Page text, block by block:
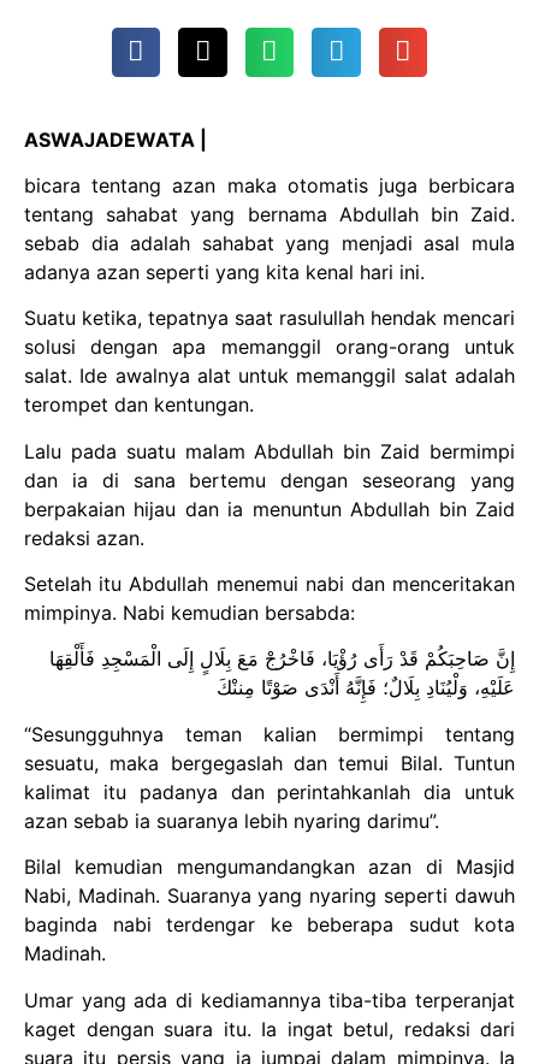
ASWAJADEWATA |
bicara tentang azan maka otomatis juga berbicara
tentang sahabat yang bernama Abdullah bin Zaid.
sebab dia adalah sahabat yang menjadi asal mula
adanya azan seperti yang kita kenal hari ini.
Suatu ketika, tepatnya saat rasulullah hendak mencari
solusi dengan apa memanggil orang-orang untuk
salat. Ide awalnya alat untuk memanggil salat adalah
terompet dan kentungan.
Lalu pada suatu malam Abdullah bin Zaid bermimpi
dan ia di sana bertemu dengan seseorang yang
berpakaian hijau dan ia menuntun Abdullah bin Zaid
redaksi azan.
Setelah itu Abdullah menemui nabi dan menceritakan
mimpinya. Nabi kemudian bersabda:
إِنَّ صَاحِبَكُمْ قَدْ رَأَى رُؤْيَا، فَاخْرُجْ مَعَ بِلَالٍ إِلَى الْمَسْجِدِ فَأَلْقِهَا
عَلَيْهِ، وَلْيُنَادِ بِلَالٌ؛ فَإِنَّهُ أَنْدَى صَوْتًا مِننْكَ
“Sesungguhnya teman kalian bermimpi tentang
sesuatu, maka bergegaslah dan temui Bilal. Tuntun
kalimat itu padanya dan perintahkanlah dia untuk
azan sebab ia suaranya lebih nyaring darimu”.
Bilal kemudian mengumandangkan azan di Masjid
Nabi, Madinah. Suaranya yang nyaring seperti dawuh
baginda nabi terdengar ke beberapa sudut kota
Madinah.
Umar yang ada di kediamannya tiba-tiba terperanjat
kaget dengan suara itu. Ia ingat betul, redaksi dari
suara itu persis yang ia jumpai dalam mimpinya. Ia